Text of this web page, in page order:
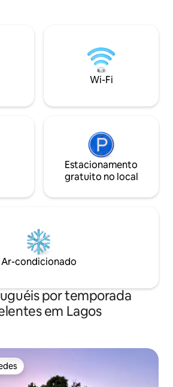
cidade,
mas parte muito
deslumbrantes...
da manhã,
à noite antes do
querer sair!
Wi-Fi
Estacionamento
gratuito no local
Ar-condicionado
por temporada
em Lagos